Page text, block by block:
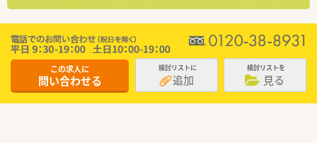
この求人に
問い合わせる
検討リストに
追加
検討リストを
見る